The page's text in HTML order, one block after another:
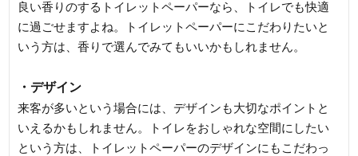
良い香りのするトイレットペーパーなら、トイレでも快適
に過ごせますよね。トイレットペーパーにこだわりたいと
いう方は、香りで選んでみてもいいかもしれません。
・デザイン
来客が多いという場合には、デザインも大切なポイントと
いえるかもしれません。トイレをおしゃれな空間にしたい
という方は、トイレットペーパーのデザインにもこだわっ